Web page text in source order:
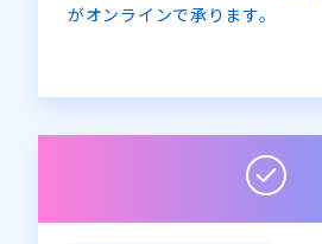
がオンラインで承ります。